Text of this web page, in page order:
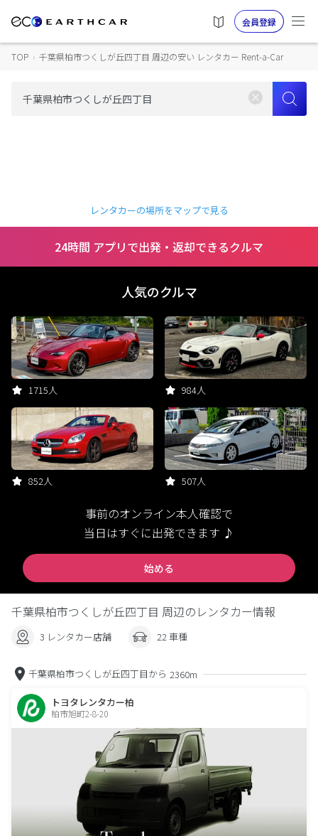
会員登録
TOP › 千葉県柏市つくしが丘四丁目 周辺の安い レンタカー Rent-a-Car
レンタカーの場所をマップで見る
24時間 アプリで出発・返却できるクルマ
人気のクルマ
1715人 984人
852人 507人
事前のオンライン本人確認で
当日はすぐに出発できます ♪
始める
千葉県柏市つくしが丘四丁目 周辺のレンタカー情報
3 レンタカー店舗 22 車種
千葉県柏市つくしが丘四丁目から 2360m
トヨタレンタカー柏
柏市旭町2-8-20